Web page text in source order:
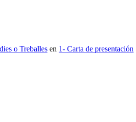
o Treballes en 1- Carta de presentación